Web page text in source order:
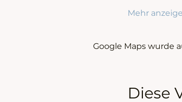
Mehr
Google Maps wurde
Diese